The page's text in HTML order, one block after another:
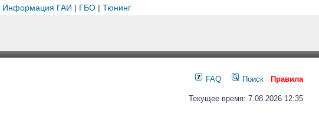
Информация ГАИ | ГБО| Тюнинг
FAQ Поиск Правила
Текущее время: 7.08.2026 12:35